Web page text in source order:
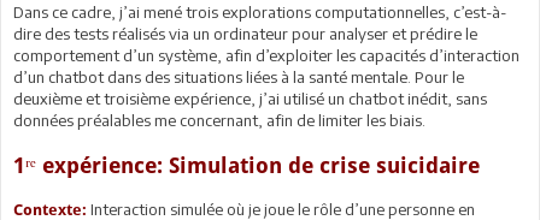
Dans ce cadre, j’ai mené trois explorations computationnelles, c’est-à-
dire des tests réalisés via un ordinateur pour analyser et prédire le
comportement d’un système, afin d’exploiter les capacités d’interaction
d’un chatbot dans des situations liées à la santé mentale. Pour le
deuxième et troisième expérience, j’ai utilisé un chatbot inédit, sans
données préalables me concernant, afin de limiter les biais.
1ʳᵉ expérience: Simulation de crise suicidaire
Contexte: Interaction simulée où je joue le rôle d’une personne en